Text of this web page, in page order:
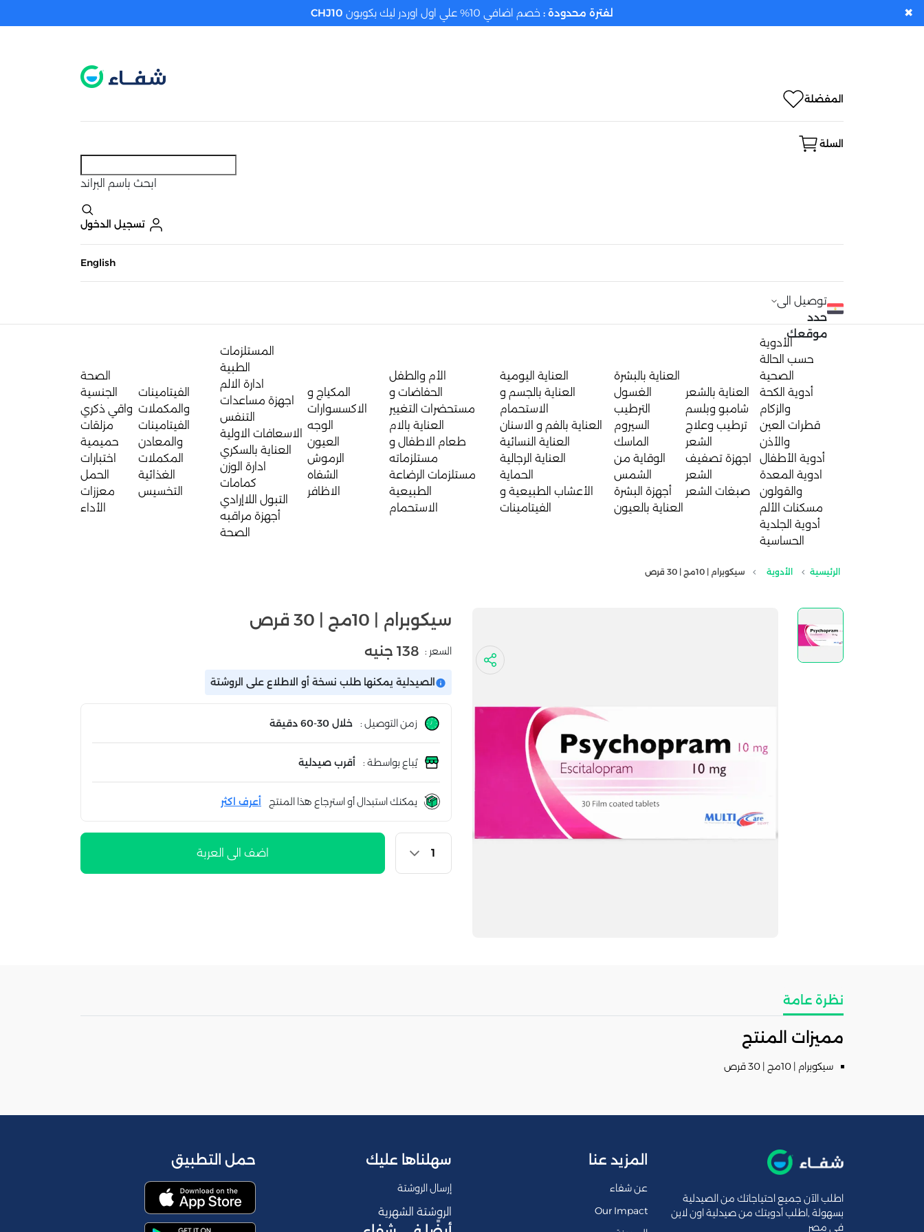
المفضلة
السلة
ابحث باسم البراند
تسجيل الدخول
English
توصيل الى
حدد
موقعك
الأدوية
حسب الحالة
الصحية
أدوية الكحة
والزكام
قطرات العين
والأذن
أدوية الأطفال
ادوية المعدة
والقولون
مسكنات الألم
أدوية الجلدية
الحساسية
العناية بالشعر
شامبو وبلسم
ترطيب وعلاج
الشعر
اجهزة تصفيف
الشعر
صبغات الشعر
العناية بالبشرة
الغسول
الترطيب
السيروم
الماسك
الوقاية من
الشمس
أجهزة البشرة
العناية بالعيون
العناية اليومية
العناية بالجسم و
الاستحمام
العناية بالفم و الاسنان
العناية النسائية
العناية الرجالية
الحماية
الأعشاب الطبيعية و
الفيتامينات
الأم والطفل
الحفاضات و
مستحضرات التغيير
العناية بالام
طعام الاطفال و
مستلزماته
مستلزمات الرضاعة
الطبيعية
الاستحمام
المكياج و
الاكسسوارات
الوجه
العيون
الرموش
الشفاه
الاظافر
المستلزمات
الطبية
ادارة الالم
اجهزة مساعدات
التنفس
الاسعافات الاولية
العناية بالسكري
ادارة الوزن
كمامات
التبول اللاإرادي
أجهزة مراقبه
الصحة
الفيتامينات
والمكملات
الفيتامينات
والمعادن
المكملات
الغذائية
التخسيس
الصحة
الجنسية
واقي ذكري
مزلقات
حميمية
اختبارات
الحمل
معززات
الأداء
الرئيسية الأدوية سيكوبرام | 10مج | 30 قرص
سيكوبرام | 10مج | 30 قرص
السعر : 138 جنيه
الصيدلية يمكنها طلب نسخة أو الاطلاع على الروشتة
زمن التوصيل : خلال 30-60 دقيقة
يُباع بواسطة : أقرب صيدلية
يمكنك استبدال أو استرجاع هذا المنتج أعرف اكثر
اضف الى العربة
نظرة عامة
مميزات المنتج
سيكوبرام | 10مج | 30 قرص
اطلب الآن جميع احتياجاتك من الصيدلية
بسهولة ,اطلب أدويتك من صيدلية اون لاين
فى مصر
المزيد عنا
عن شفاء
Our Impact
سهلناها عليك
إرسال الروشتة
الروشتة الشهرية
حمل التطبيق
لفترة محدودة : خصم اضافي 10% علي اول اوردر ليك بكوبون CHJ10 ✖